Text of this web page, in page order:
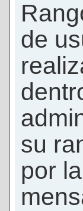
de
su
por